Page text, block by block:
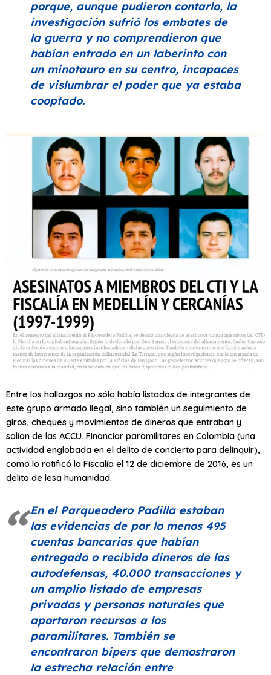
porque, aunque pudieron contarlo, la
investigación sufrió los embates de
la guerra y no comprendieron que
habían entrado en un laberinto con
un minotauro en su centro, incapaces
de vislumbrar el poder que ya estaba
cooptado.
Entre los hallazgos no sólo había listados de integrantes de
este grupo armado ilegal, sino también un seguimiento de
giros, cheques y movimientos de dineros que entraban y
salían de las ACCU. Financiar paramilitares en Colombia (una
actividad englobada en el delito de concierto para delinquir),
como lo ratificó la Fiscalía el 12 de diciembre de 2016, es un
delito de lesa humanidad.
En el Parqueadero Padilla estaban
las evidencias de por lo menos 495
cuentas bancarias que habían
entregado o recibido dineros de las
autodefensas, 40.000 transacciones y
un amplio listado de empresas
privadas y personas naturales que
aportaron recursos a los
paramilitares. También se
encontraron bipers que demostraron
la estrecha relación entre